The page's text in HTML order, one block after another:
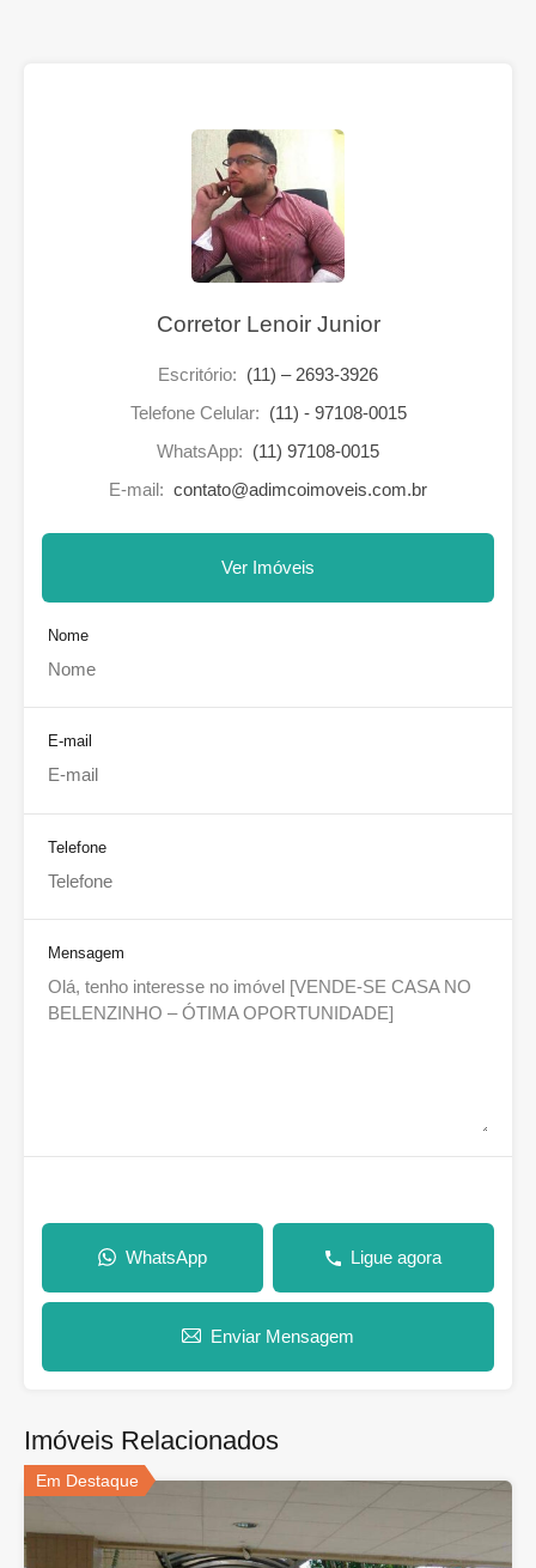
Corretor Lenoir Junior
Escritório: (11) – 2693-3926
Telefone Celular: (11) - 97108-0015
WhatsApp: (11) 97108-0015
E-mail: contato@adimcoimoveis.com.br
Ver Imóveis
Nome
E-mail
Telefone
Mensagem
WhatsApp Ligue agora
Enviar Mensagem
Imóveis Relacionados
Em Destaque